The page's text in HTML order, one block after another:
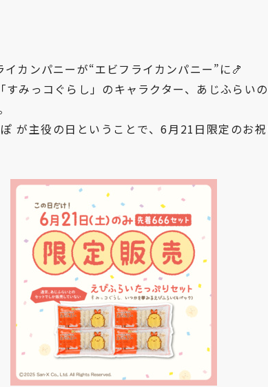
イカンパニーが“エビフライカンパニー”に🍤
すみっコぐらし」のキャラクター、あじふらい
が主役の日ということで、6月21日限定のお